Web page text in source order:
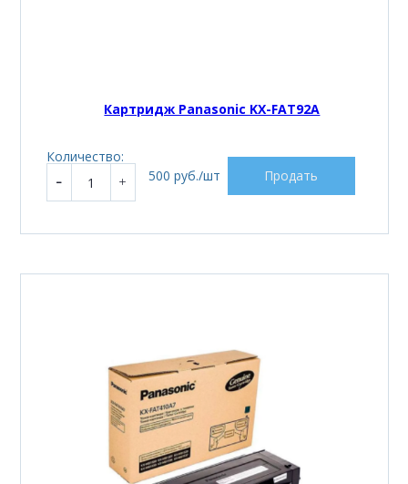
Картридж Panasonic KX-FAT92A
Количество:
500 руб./шт
Продать